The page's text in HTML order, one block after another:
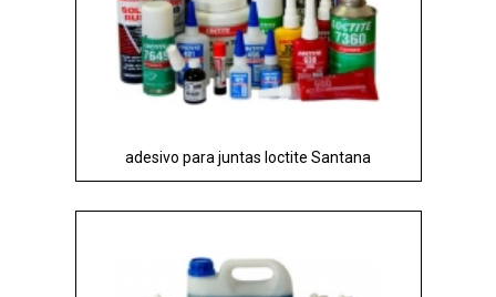
adesivo para juntas loctite Santana